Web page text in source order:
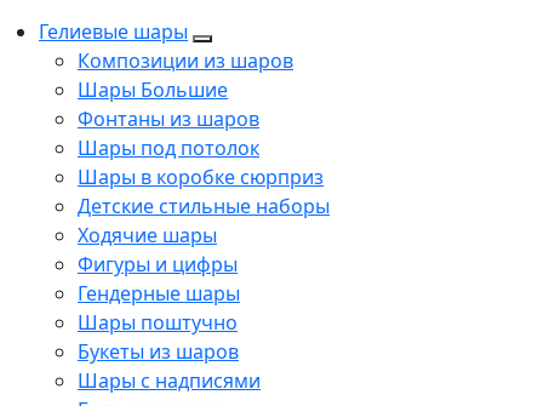
Гелиевые шары
Композиции из шаров
Шары Большие
Фонтаны из шаров
Шары под потолок
Шары в коробке сюрприз
Детские стильные наборы
Ходячие шары
Фигуры и цифры
Гендерные шары
Шары поштучно
Букеты из шаров
Шары с надписями